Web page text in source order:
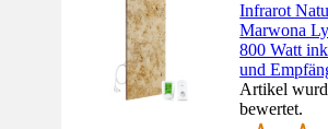
Infrarot
Marwona
800 Watt
und
Artikel
bewertet.